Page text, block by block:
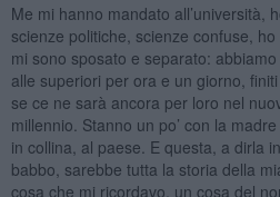
Me mi hanno mandato all’università,
scienze politiche, scienze confuse,
mi sono sposato e separato:
alle superiori per ora e un giorno,
se ce ne sarà ancora per loro nel
millennio. Stanno un po’ con la
in collina, al paese. E questa, a dirla
babbo, sarebbe tutta la storia della
cosa che mi ricordavo, un cosa del